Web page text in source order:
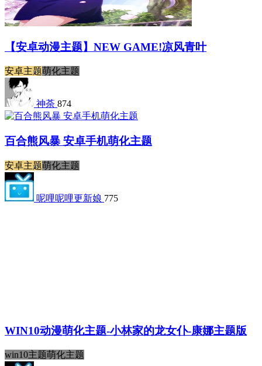
【安卓动漫主题】NEW GAME!凉风青叶
安卓主题萌化主题
神荼 874
百合熊风暴 安卓手机萌化主题
安卓主题萌化主题
呢哩呢哩更新娘 775
WIN10动漫萌化主题-小林家的龙女仆-康娜主题版
win10主题萌化主题